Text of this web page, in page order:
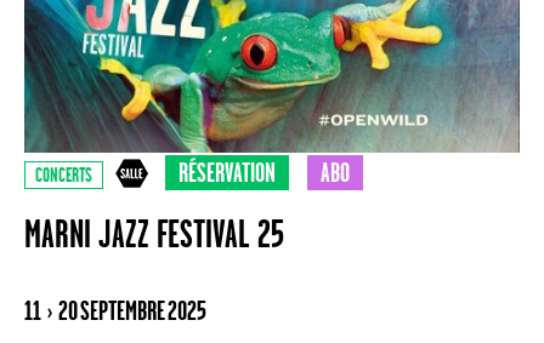
CONCERTS RÉSERVATION ABO
MARNI JAZZ FESTIVAL 25
11 › 20 SEPTEMBRE 2025